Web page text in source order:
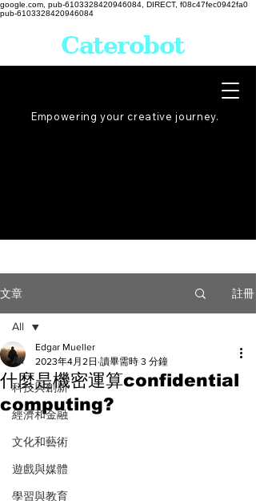
google.com, pub-6103328420946084, DIRECT, f08c47fec0942fa0
pub-6103328420946084
Empowering your creative journey.
Caterobot
文章 註冊
All
科技與創新
經濟和金融
文化和藝術
遊戲與媒體
學習與教育
All
什麼是機密運算confidential
computing?
Edgar Mueller
2023年4月2日 讀畢需時 3 分鐘